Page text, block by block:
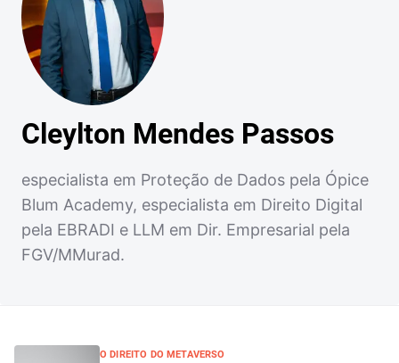
Cleylton Mendes Passos
especialista em Proteção de Dados pela Ópice
Blum Academy, especialista em Direito Digital
pela EBRADI e LLM em Dir. Empresarial pela
FGV/MMurad.
O DIREITO DO METAVERSO